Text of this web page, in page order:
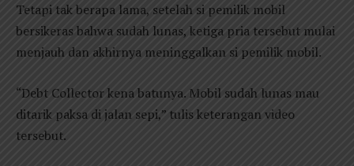
Tetapi tak berapa lama, setelah si pemilik mobil
bersikeras bahwa sudah lunas, ketiga pria tersebut mulai
menjauh dan akhirnya meninggalkan si pemilik mobil.
“Debt Collector kena batunya. Mobil sudah lunas mau
ditarik paksa di jalan sepi,” tulis keterangan video
tersebut.